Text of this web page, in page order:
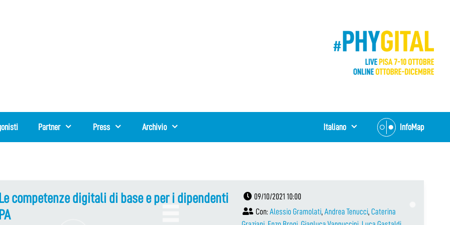
Partner Press Archivio InfoMap
Italiano
Le competenze digitali di base e per i dipendenti
PA
09/10/2021 10:00
Con: Alessio Gramolati, Andrea Tenucci, Caterina